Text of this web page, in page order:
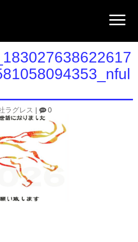
N
a
i
g
t
i
ラグレス 0